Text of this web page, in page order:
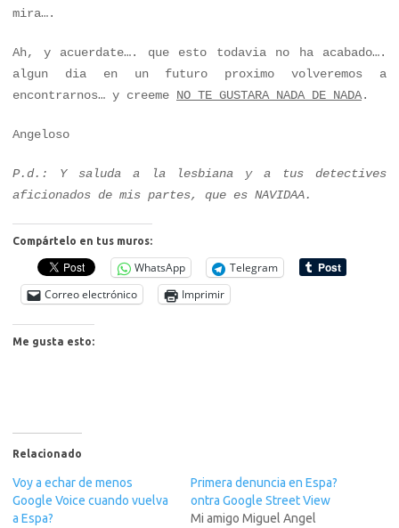
mira….
Ah, y acuerdate…. que esto todavia no ha acabado….
algun dia en un futuro proximo volveremos a
encontrarnos… y creeme NO TE GUSTARA NADA DE NADA.
Angeloso
P.d.: Y saluda a la lesbiana y a tus detectives
aficionados de mis partes, que es NAVIDAA.
Compártelo en tus muros:
WhatsApp
Telegram
Correo electrónico
Imprimir
Me gusta esto:
Relacionado
Voy a echar de menos
Google Voice cuando vuelva
a Espa?
Primera denuncia en Espa?
ontra Google Street View
Mi amigo Miguel Angel